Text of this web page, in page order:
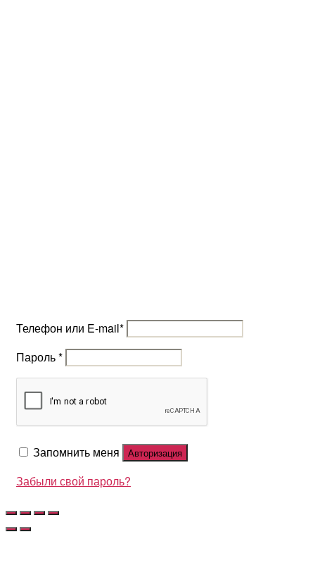
Телефон или E-mail*
Пароль*
Запомнить меня Авторизация
Забыли свой пароль?